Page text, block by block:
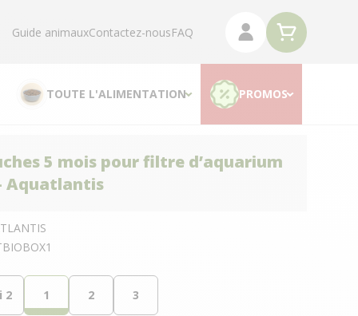
Guide animauxContactez-nousFAQ
TOUTE L'ALIMENTATION PROMOS
5 mois pour filtre d’aquarium
Aquatlantis
2 1 2 3